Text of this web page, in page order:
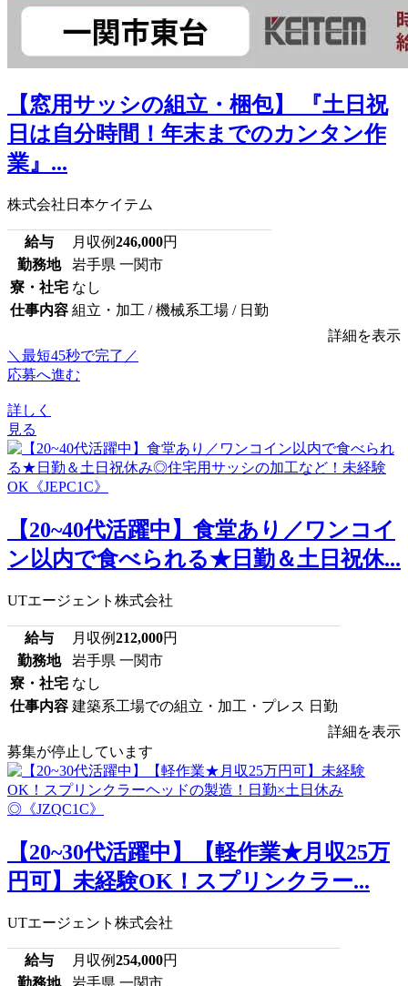
【窓用サッシの組立・梱包】 『土日祝
日は自分時間！年末までのカンタン作
業』...
株式会社日本ケイテム
給与 月収例246,000円
勤務地
岩手県 一関市
寮・社宅 なし
仕事内容 組立・加工 / 機械系工場 / 日勤
詳細を表示
＼最短45秒で完了／
応募へ進む
詳しく
見る
【20~40代活躍中】食堂あり／ワンコイ
ン以内で食べられる★日勤＆土日祝休...
UTエージェント株式会社
給与 月収例212,000円
勤務地
岩手県 一関市
寮・社宅 なし
仕事内容 建築系工場での組立・加工・プレス 日勤
詳細を表示
募集が停止しています
【20~30代活躍中】【軽作業★月収25万
円可】未経験OK！スプリンクラー...
UTエージェント株式会社
給与 月収例254,000円
勤務地
岩手県 一関市